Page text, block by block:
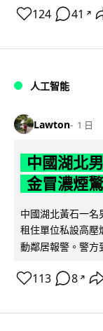
124 41 ↗
人工智能
Lawton 1 日
中國湖北
金冒濃煙
中國湖北黃石一
租住單位私設高壓
動鄰居報警。警方
113 8 ↗